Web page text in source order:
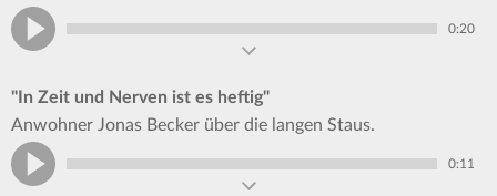
0:20
"In Zeit und Nerven ist es heftig"
Anwohner Jonas Becker über die langen Staus.
0:11